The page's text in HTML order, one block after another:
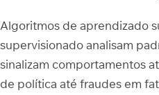
Algoritmos de aprendizado
supervisionado analisam
sinalizam comportamentos
de política até fraudes em